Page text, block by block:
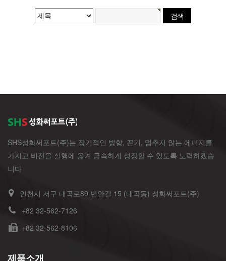
SHS성화써포트(주)는 장기적인 방향, 끈기, 멈추지 않는 에너지를
가지고 비전을 실행에 옮겨 급속하게 성장할 수 있도록 노력하겠습
니다
인천시 서구 대곡로89 번안길 15 (대곡동) 성화써포트(주)
+82 32-562-7126
+82 32-562-8106
제품소개